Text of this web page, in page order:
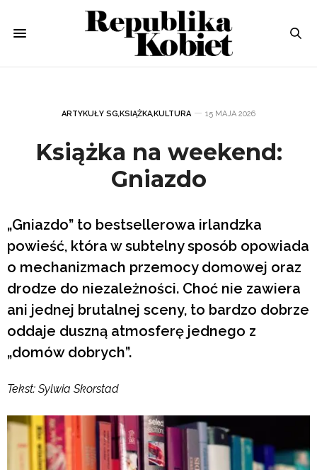
ARTYKUŁY SG,KSIĄŻKA,KULTURA 15 MAJA 2026
Książka na weekend:
Gniazdo
„Gniazdo” to bestsellerowa irlandzka
powieść, która w subtelny sposób opowiada
o mechanizmach przemocy domowej oraz
drodze do niezależności. Choć nie zawiera
ani jednej brutalnej sceny, to bardzo dobrze
oddaje duszną atmosferę jednego z
„domów dobrych”.
Tekst: Sylwia Skorstad